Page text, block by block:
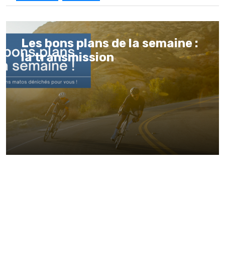
Les bons plans de la semaine :
la transmission